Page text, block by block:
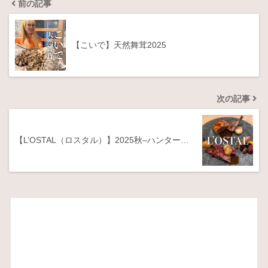
前の記事
【こいで】天然舞茸2025
次の記事
【L’OSTAL（ロスタル）】2025秋–ハンター…